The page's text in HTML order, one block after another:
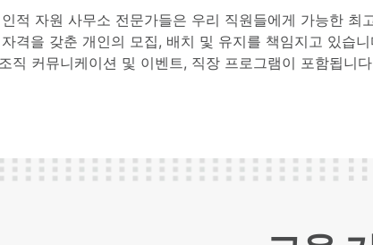
적 자원 사무소 전문가들은 우리 직원들에게 가능한
격을 갖춘 개인의 모집, 배치 및 유지를 책임지고 있습
직 커뮤니케이션 및 이벤트, 직장 프로그램이 포함됩니